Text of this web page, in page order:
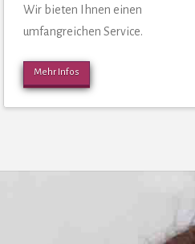
Wir bieten Ihnen einen
umfangreichen Service.
Mehr Infos